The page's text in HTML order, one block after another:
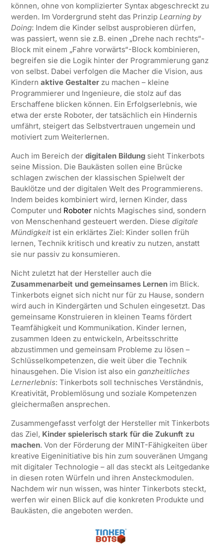
können, ohne von komplizierter Syntax abgeschreckt zu
werden. Im Vordergrund steht das Prinzip Learning by
Doing: Indem die Kinder selbst ausprobieren dürfen,
was passiert, wenn sie z.B. einen „Drehe nach rechts“-
Block mit einem „Fahre vorwärts“-Block kombinieren,
begreifen sie die Logik hinter der Programmierung ganz
von selbst. Dabei verfolgen die Macher die Vision, aus
Kindern aktive Gestalterzu machen – kleine
Programmierer und Ingenieure, die stolz auf das
Erschaffene blicken können. Ein Erfolgserlebnis, wie
etwa der erste Roboter, der tatsächlich ein Hindernis
umfährt, steigert das Selbstvertrauen ungemein und
motiviert zum Weiterlernen.
Auch im Bereich der digitalen Bildungsieht Tinkerbots
seine Mission. Die Baukästen sollen eine Brücke
schlagen zwischen der klassischen Spielwelt der
Bauklötze und der digitalen Welt des Programmierens.
Indem beides kombiniert wird, lernen Kinder, dass
Computer und Roboternichts Magisches sind, sondern
von Menschenhand gesteuert werden. Diese digitale
Mündigkeitist ein erklärtes Ziel: Kinder sollen früh
lernen, Technik kritisch und kreativ zu nutzen, anstatt
sie nur passiv zu konsumieren.
Nicht zuletzt hat der Hersteller auch die
Zusammenarbeit und gemeinsames Lernenim Blick.
Tinkerbots eignet sich nicht nur für zu Hause, sondern
wird auch in Kindergärten und Schulen eingesetzt. Das
gemeinsame Konstruieren in kleinen Teams fördert
Teamfähigkeit und Kommunikation. Kinder lernen,
zusammen Ideen zu entwickeln, Arbeitsschritte
abzustimmen und gemeinsam Probleme zu lösen –
Schlüsselkompetenzen, die weit über die Technik
hinausgehen. Die Vision ist also ein ganzheitliches
Lernerlebnis: Tinkerbots soll technisches Verständnis,
Kreativität, Problemlösung und soziale Kompetenzen
gleichermaßen ansprechen.
Zusammengefasst verfolgt der Hersteller mit Tinkerbots
das Ziel, Kinder spielerisch stark für die Zukunft zu
machen. Von der Förderung der MINT-Fähigkeiten über
kreative Eigeninitiative bis hin zum souveränen Umgang
mit digitaler Technologie – all das steckt als Leitgedanke
in diesen roten Würfeln und ihren Ansteckmodulen.
Nachdem wir nun wissen, was hinter Tinkerbots steckt,
werfen wir einen Blick auf die konkreten Produkte und
Baukästen, die angeboten werden.